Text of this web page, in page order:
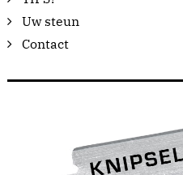
Uw steun
Contact